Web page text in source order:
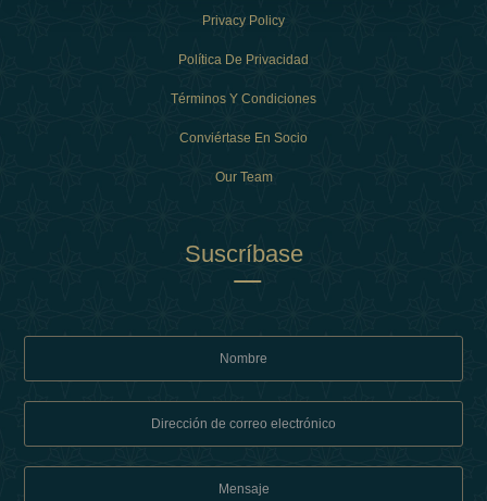
Privacy Policy
Política De Privacidad
Términos Y Condiciones
Conviértase En Socio
Our Team
Suscríbase